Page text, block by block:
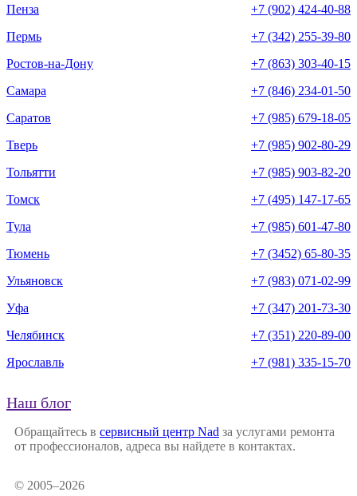
Пенза
+7 (902) 424-40-88
Пермь
+7 (342) 255-39-80
Ростов-на-Дону
+7 (863) 303-40-15
Самара
+7 (846) 234-01-50
Саратов
+7 (985) 679-18-05
Тверь
+7 (985) 902-80-29
Тольятти
+7 (985) 903-82-20
Томск
+7 (495) 147-17-65
Тула
+7 (985) 601-47-80
Тюмень
+7 (3452) 65-80-35
Ульяновск
+7 (983) 071-02-99
Уфа
+7 (347) 201-73-30
Челябинск
+7 (351) 220-89-00
Ярославль
+7 (981) 335-15-70
Наш блог
Обращайтесь в сервисный центр Nad за услугами ремонта
от профессионалов, адреса вы найдете в контактах.
© 2005–2026